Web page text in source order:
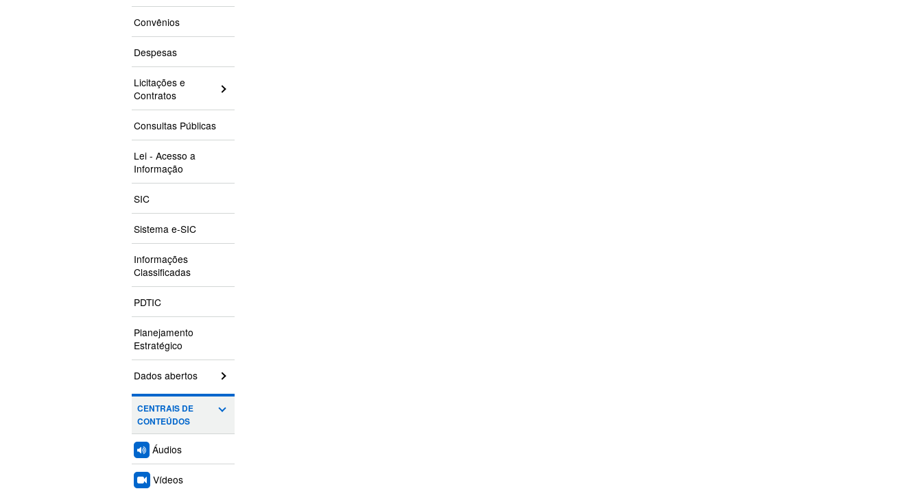
Convênios
Despesas
Licitações e
Contratos
Consultas Públicas
Lei - Acesso a
Informação
SIC
Sistema e-SIC
Informações
Classificadas
PDTIC
Planejamento
Estratégico
Dados abertos
CENTRAIS DE
CONTEÚDOS
Áudios
Vídeos